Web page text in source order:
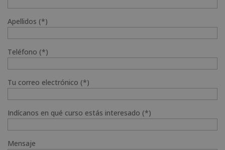
Apellidos (*)
Teléfono (*)
Tu correo electrónico (*)
Indícanos en qué curso estás interesado (*)
Mensaje